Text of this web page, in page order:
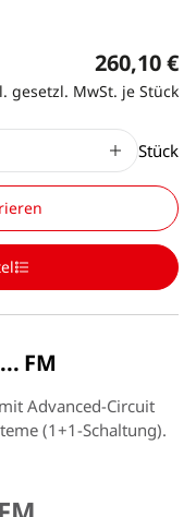
260,10 €
gesetzl. MwSt. je Stück
Stück
FM
Advanced-Circuit
(1+1-Schaltung).